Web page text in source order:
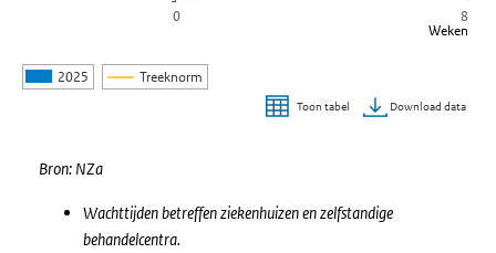
Weken
2025 Treeknorm
0 8
Toon tabel Download data
Bron: NZa
Wachttijden betreffen ziekenhuizen en zelfstandige
behandelcentra.